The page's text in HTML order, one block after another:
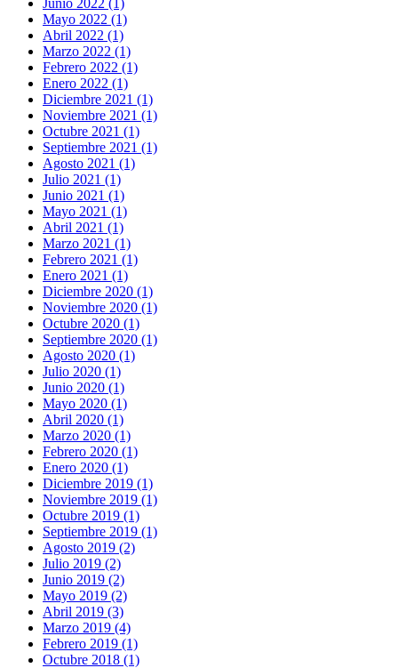
Mayo 2022 (1)
Abril 2022 (1)
Marzo 2022 (1)
Febrero 2022 (1)
Enero 2022 (1)
Diciembre 2021 (1)
Noviembre 2021 (1)
Octubre 2021 (1)
Septiembre 2021 (1)
Agosto 2021 (1)
Julio 2021 (1)
Junio 2021 (1)
Mayo 2021 (1)
Abril 2021 (1)
Marzo 2021 (1)
Febrero 2021 (1)
Enero 2021 (1)
Diciembre 2020 (1)
Noviembre 2020 (1)
Octubre 2020 (1)
Septiembre 2020 (1)
Agosto 2020 (1)
Julio 2020 (1)
Junio 2020 (1)
Mayo 2020 (1)
Abril 2020 (1)
Marzo 2020 (1)
Febrero 2020 (1)
Enero 2020 (1)
Diciembre 2019 (1)
Noviembre 2019 (1)
Octubre 2019 (1)
Septiembre 2019 (1)
Agosto 2019 (2)
Julio 2019 (2)
Junio 2019 (2)
Mayo 2019 (2)
Abril 2019 (3)
Marzo 2019 (4)
Febrero 2019 (1)
Octubre 2018 (1)